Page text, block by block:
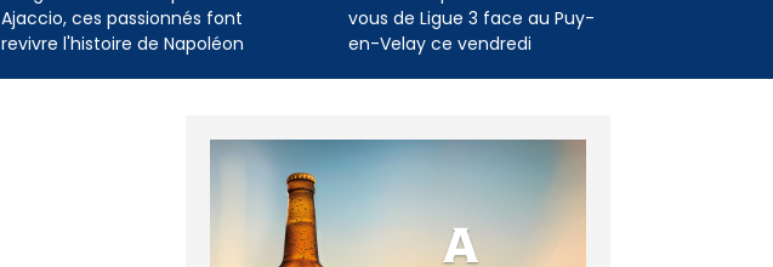
Ajaccio, ces passionnés font
revivre l'histoire de Napoléon
vous de Ligue 3 face au Puy-
en-Velay ce vendredi